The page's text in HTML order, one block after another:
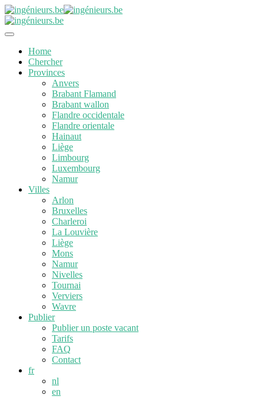
Home
Chercher
Provinces
Anvers
Brabant Flamand
Brabant wallon
Flandre occidentale
Flandre orientale
Hainaut
Liège
Limbourg
Luxembourg
Namur
Villes
Arlon
Bruxelles
Charleroi
La Louvière
Liège
Mons
Namur
Nivelles
Tournai
Verviers
Wavre
Publier
Publier un poste vacant
Tarifs
FAQ
Contact
fr
nl
en